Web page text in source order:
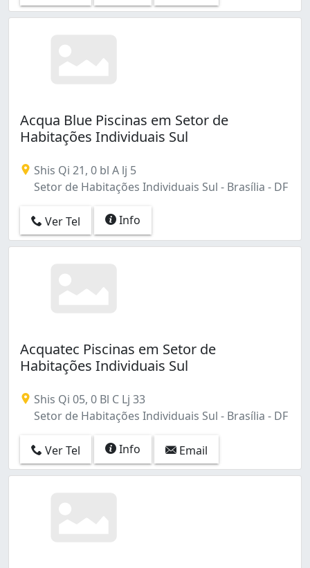
Acqua Blue Piscinas em Setor de
Habitações Individuais Sul
Shis Qi 21, 0 bl A lj 5
Setor de Habitações Individuais Sul - Brasília - DF
Ver Tel Info
Acquatec Piscinas em Setor de
Habitações Individuais Sul
Shis Qi 05, 0 Bl C Lj 33
Setor de Habitações Individuais Sul - Brasília - DF
Ver Tel Info Email